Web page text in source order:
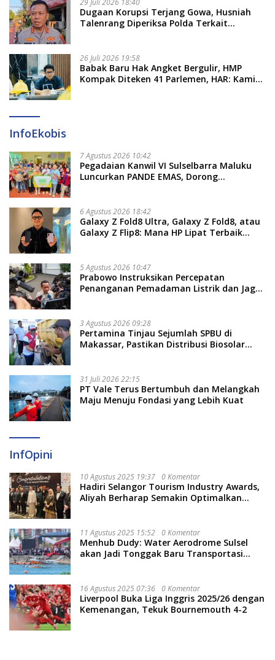
Dugaan Korupsi Terjang Gowa, Husniah
Talenrang Diperiksa Polda Terkait
26 Juli 2026 19:58
​Babak Baru Hak Angket Bergulir, HMP
Kompak Diteken 41 Parlemen, HAR: Kami
InfoEkobis
7 Agustus 2026 10:42
Pegadaian Kanwil VI Sulselbarra Maluku
Luncurkan PANDE EMAS, Dorong
6 Agustus 2026 18:42
Galaxy Z Fold8 Ultra, Galaxy Z Fold8, atau
Galaxy Z Flip8: Mana HP Lipat Terbaik
5 Agustus 2026 10:47
Prabowo Instruksikan Percepatan
Penanganan Pemadaman Listrik dan Jaga
3 Agustus 2026 09:28
Pertamina Tinjau Sejumlah SPBU di
Makassar, Pastikan Distribusi Biosolar
31 Juli 2026 22:15
PT Vale Terus Bertumbuh dan Melangkah
Maju Menuju Fondasi yang Lebih Kuat
InfOpini
10 Agustus 2025 19:37 0 Komentar
Hadiri Selangor Tourism Industry Awards,
Aliyah Berharap Semakin Optimalkan
11 Agustus 2025 15:52 0 Komentar
Menhub Dudy: Water Aerodrome Sulsel
akan Jadi Tonggak Baru Transportasi
16 Agustus 2025 07:36 0 Komentar
Liverpool Buka Liga Inggris 2025/26 dengan
Kemenangan, Tekuk Bournemouth 4-2